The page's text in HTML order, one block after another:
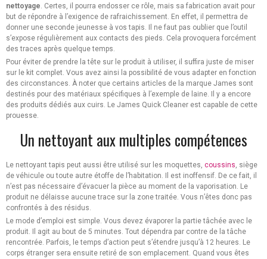
nettoyage. Certes, il pourra endosser ce rôle, mais sa fabrication avait pour
but de répondre à l’exigence de rafraichissement. En effet, il permettra de
donner une seconde jeunesse à vos tapis. Il ne faut pas oublier que l’outil
s’expose régulièrement aux contacts des pieds. Cela provoquera forcément
des traces après quelque temps.
Pour éviter de prendre la tête sur le produit à utiliser, il suffira juste de miser
sur le kit complet. Vous avez ainsi la possibilité de vous adapter en fonction
des circonstances. À noter que certains articles de la marque James sont
destinés pour des matériaux spécifiques à l’exemple de laine. Il y a encore
des produits dédiés aux cuirs. Le James Quick Cleaner est capable de cette
prouesse.
Un nettoyant aux multiples compétences
Le nettoyant tapis peut aussi être utilisé sur les moquettes, coussins, siège
de véhicule ou toute autre étoffe de l’habitation. Il est inoffensif. De ce fait, il
n’est pas nécessaire d’évacuer la pièce au moment de la vaporisation. Le
produit ne délaisse aucune trace sur la zone traitée. Vous n’êtes donc pas
confrontés à des résidus.
Le mode d’emploi est simple. Vous devez évaporer la partie tâchée avec le
produit. Il agit au bout de 5 minutes. Tout dépendra par contre de la tâche
rencontrée. Parfois, le temps d’action peut s’étendre jusqu’à 12 heures. Le
corps étranger sera ensuite retiré de son emplacement. Quand vous êtes